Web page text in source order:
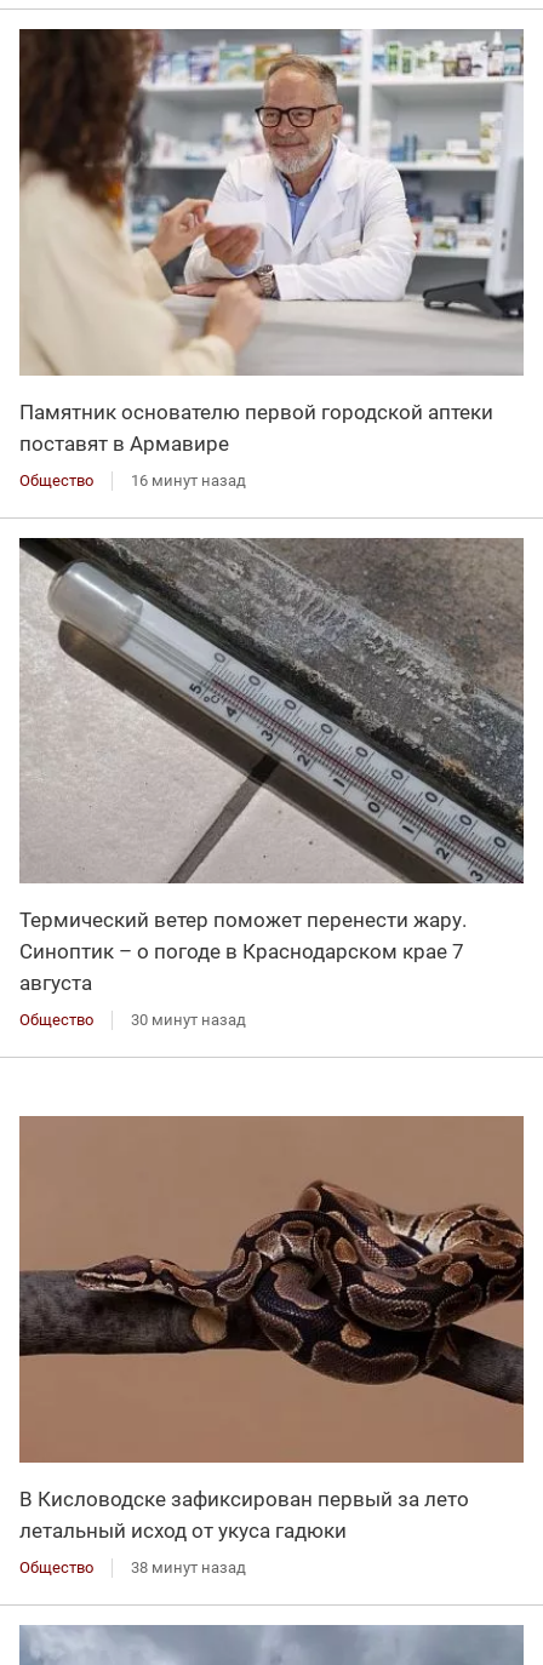
Памятник основателю первой городской аптеки
поставят в Армавире
Общество 16 минут назад
Термический ветер поможет перенести жару.
Синоптик – о погоде в Краснодарском крае 7
августа
Общество 30 минут назад
В Кисловодске зафиксирован первый за лето
летальный исход от укуса гадюки
Общество 38 минут назад